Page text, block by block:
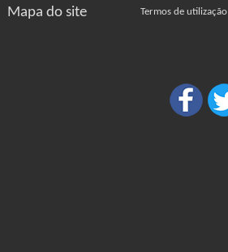
Mapa do site Termos de utilização